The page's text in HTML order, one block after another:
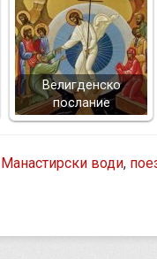
Велигденско
послание
Манастирски води,